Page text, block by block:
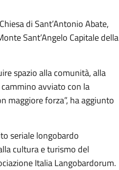
di Sant’Antonio Abate,
Sant’Angelo Capitale della
spazio alla comunità, alla
avviato con la
maggiore forza”, ha aggiunto
seriale longobardo
cultura e turismo del
Italia Langobardorum.